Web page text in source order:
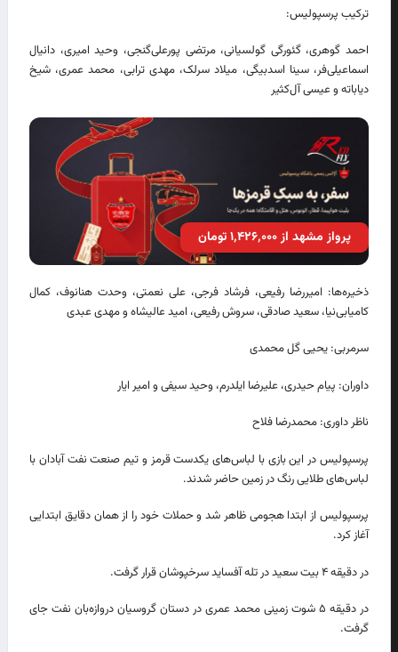
ترکیب پرسپولیس:
احمد گوهری، گئورگی گولسیانی، مرتضی پورعلی‌گنجی، وحید امیری، دانیال
اسماعیلی‌فر، سینا اسدبیگی، میلاد سرلک، مهدی ترابی، محمد عمری، شیخ
دیاباته و عیسی آل‌کثیر
پرواز مشهد از ۱٬۴۲۶٬۰۰۰ تومان
ذخیره‌ها: امیررضا رفیعی، فرشاد فرجی، علی نعمتی، وحدت هنانوف، کمال
کامیابی‌نیا، سعید صادقی، سروش رفیعی، امید عالیشاه و مهدی عبدی
سرمربی: یحیی گل محمدی
داوران: پیام حیدری، علیرضا ایلدرم، وحید سیفی و امیر ایار
ناظر داوری: محمدرضا فلاح
پرسپولیس در این بازی با لباس‌های یکدست قرمز و تیم صنعت نفت آبادان با
لباس‌های طلایی رنگ در زمین حاضر شدند.
پرسپولیس از ابتدا هجومی ظاهر شد و حملات خود را از همان دقایق ابتدایی
آغاز کرد.
در دقیقه ۴ بیت سعید در تله آفساید سرخپوشان قرار گرفت.
در دقیقه ۵ شوت زمینی محمد عمری در دستان گروسیان دروازه‌بان نفت جای
گرفت.